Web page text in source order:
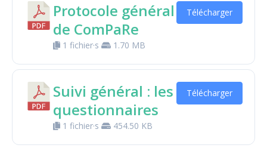
Protocole général
de ComPaRe
1 fichier·s 1.70 MB
Télécharger
Suivi général : les
questionnaires
1 fichier·s 454.50 KB
Télécharger